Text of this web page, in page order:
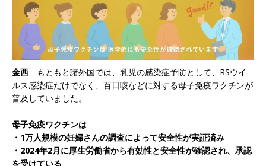
金西 もともと諸外国では、乳児の感染症予防として、RSウイ
ルス感染症だけでなく、百日咳などに対する母子免疫ワクチンが
普及していました。
母子免疫ワクチンは
・1万人規模の妊婦さんの調査によって安全性が実証済み
・2024年2月に厚生労働省から有効性と安全性が確認され、承認
を受けている